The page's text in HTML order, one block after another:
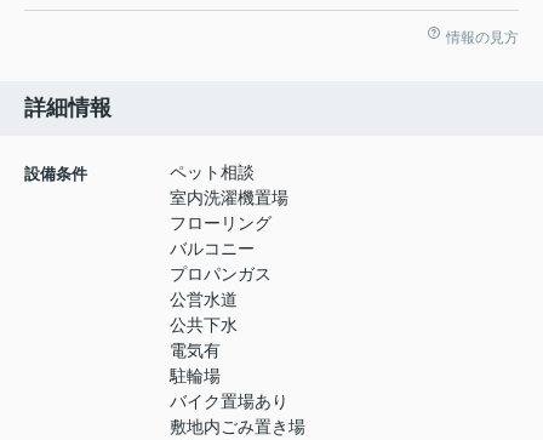
情報の見方
詳細情報
設備条件
ペット相談
室内洗濯機置場
フローリング
バルコニー
プロパンガス
公営水道
公共下水
電気有
駐輪場
バイク置場あり
敷地内ごみ置き場